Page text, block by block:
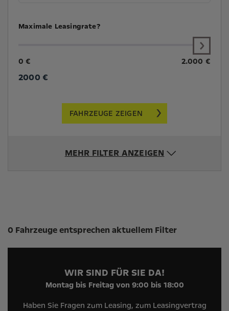
Maximale Leasingrate?
0 € 2.000 €
2000 €
FAHRZEUGE ZEIGEN
MEHR FILTER ANZEIGEN
Suchergebnisse
0 Fahrzeuge entsprechen aktuellem Filter
WIR SIND FÜR SIE DA!
Montag bis Freitag von 9:00 bis 18:00
Haben Sie Fragen zum Leasing, zum Leasingvertrag